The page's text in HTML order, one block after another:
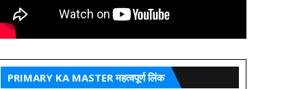
PRIMARY KA MASTER महत्वपूर्ण लिंक